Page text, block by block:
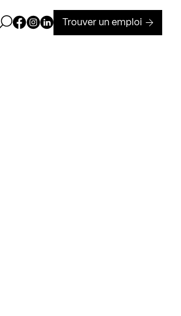
Ouvrir la barre de recherche
Page Facebook de Kollectif
Page Instagram de Kollectif
Page Linkedin de Kollectif
Trouver un emploi